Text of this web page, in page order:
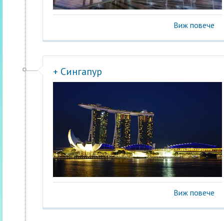
Виж повече
+ Сингапур
Виж повече